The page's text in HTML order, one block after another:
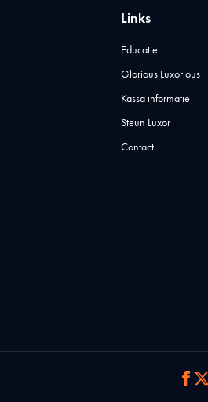
Links
Educatie
Glorious Luxorious
Kassa informatie
Steun Luxor
Contact